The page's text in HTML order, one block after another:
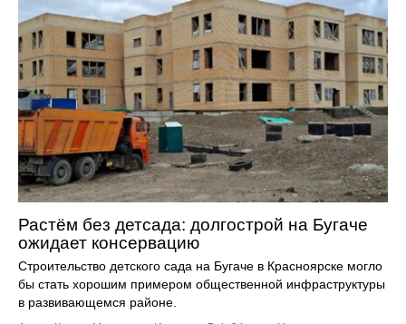
Растём без детсада: долгострой на Бугаче
ожидает консервацию
Строительство детского сада на Бугаче в Красноярске могло
бы стать хорошим примером общественной инфраструктуры
в развивающемся районе.